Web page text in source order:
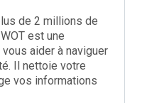
de 2 millions de
est une
aider à naviguer
Il nettoie votre
vos informations